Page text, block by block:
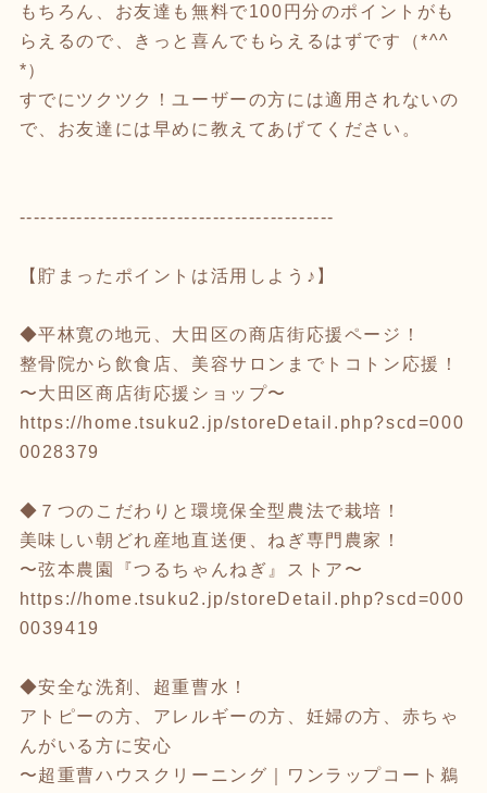
もちろん、お友達も無料で100円分のポイントがも
らえるので、きっと喜んでもらえるはずです（*^^
*）
すでにツクツク！ユーザーの方には適用されないの
で、お友達には早めに教えてあげてください。
--------------------------------------------
【貯まったポイントは活用しよう♪】
◆平林寛の地元、大田区の商店街応援ページ！
整骨院から飲食店、美容サロンまでトコトン応援！
〜大田区商店街応援ショップ〜
https://home.tsuku2.jp/storeDetail.php?scd=000
0028379
◆７つのこだわりと環境保全型農法で栽培！
美味しい朝どれ産地直送便、ねぎ専門農家！
〜弦本農園『つるちゃんねぎ』ストア〜
https://home.tsuku2.jp/storeDetail.php?scd=000
0039419
◆安全な洗剤、超重曹水！
アトピーの方、アレルギーの方、妊婦の方、赤ちゃ
んがいる方に安心
〜超重曹ハウスクリーニング｜ワンラップコート鵜